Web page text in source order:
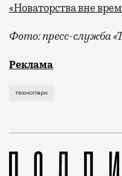
«Новаторства вне
Фото: пресс-служба
Рекламные кампании
Реклама
технопарк